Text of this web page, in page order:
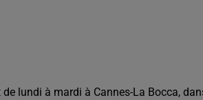
lundi à mardi à Cannes-La Bocca,